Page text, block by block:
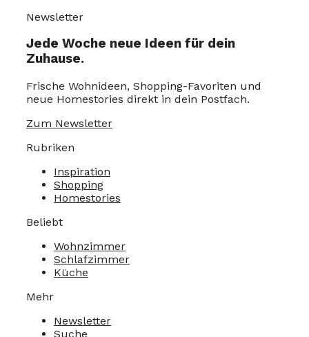
Newsletter
Jede Woche neue Ideen für dein
Zuhause.
Frische Wohnideen, Shopping-Favoriten und
neue Homestories direkt in dein Postfach.
Zum Newsletter
Rubriken
Inspiration
Shopping
Homestories
Beliebt
Wohnzimmer
Schlafzimmer
Küche
Mehr
Newsletter
Suche